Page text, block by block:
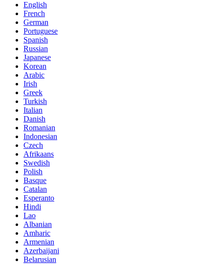
English
French
German
Portuguese
Spanish
Russian
Japanese
Korean
Arabic
Irish
Greek
Turkish
Italian
Danish
Romanian
Indonesian
Czech
Afrikaans
Swedish
Polish
Basque
Catalan
Esperanto
Hindi
Lao
Albanian
Amharic
Armenian
Azerbaijani
Belarusian